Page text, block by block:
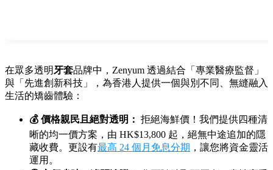
在眾多透明牙套品牌中，Zenyum 透過結合「專業醫療監督」
與「先進創新科技」，為香港人提供一個與別不同、無縫融入
生活的矯齒體驗：
💰 價格親民且絕對透明： 拒絕海鮮價！我們提供四種清
晰的均一價方案，由 HK$13,800 起，絕無中途追加的隱
藏收費。更設有最高 24 個月免息分期 ，讓您將資金靈活
運用。